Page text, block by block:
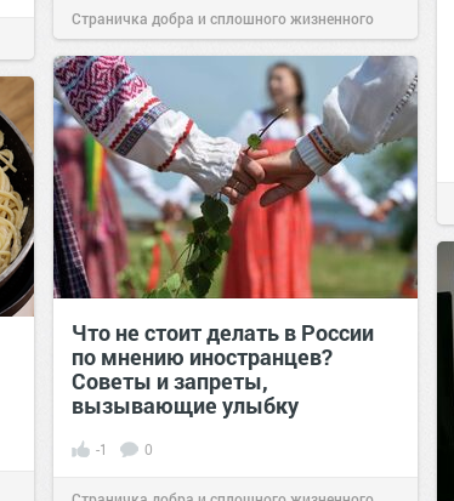
Страничка добра и сплошного жизненного
позитива!10:3807 авг 2026
Что не стоит делать в России
по мнению иностранцев?
Советы и запреты,
вызывающие улыбку
-1 0